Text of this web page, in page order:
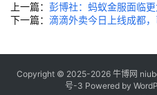
上一篇： 彭博社：蚂蚁金服面临
下一篇： 滴滴外卖今日上线成都
Copyright © 2025-2026 牛博网
号-3 Powered by